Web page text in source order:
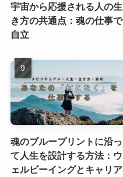
宇宙から応援される人の生
き方の共通点：魂の仕事で
自立
魂のブループリントに沿っ
て人生を設計する方法：ウ
ェルビーイングとキャリア